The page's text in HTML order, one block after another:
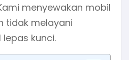
menyewakan mobil
tidak melayani
kunci.